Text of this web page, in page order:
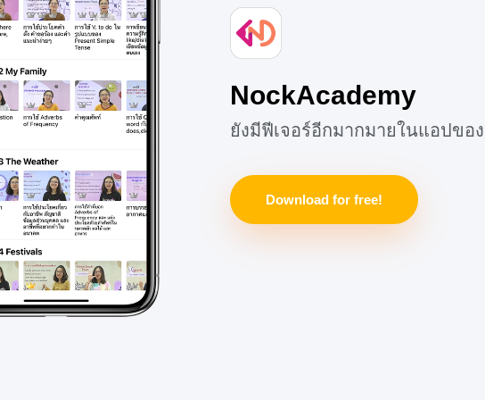
เเละระบุไว้บนเเผนภูมิด้วยว่าสีหรือเเรเงานั้น ๆ
เป็นข้อมูลของอะไร ตัวอย่างของแผนภูมิเเท่ง
เปรียบเทียบ ส่วนประกอบของเเผนภูมิแท่ง: 1.
ชื่อแผนภูมิ 2. จำนวน 3.
+1
NockAcademy
ยังมีฟีเจอร์อีกมากมายในแอปของ
Download for free!